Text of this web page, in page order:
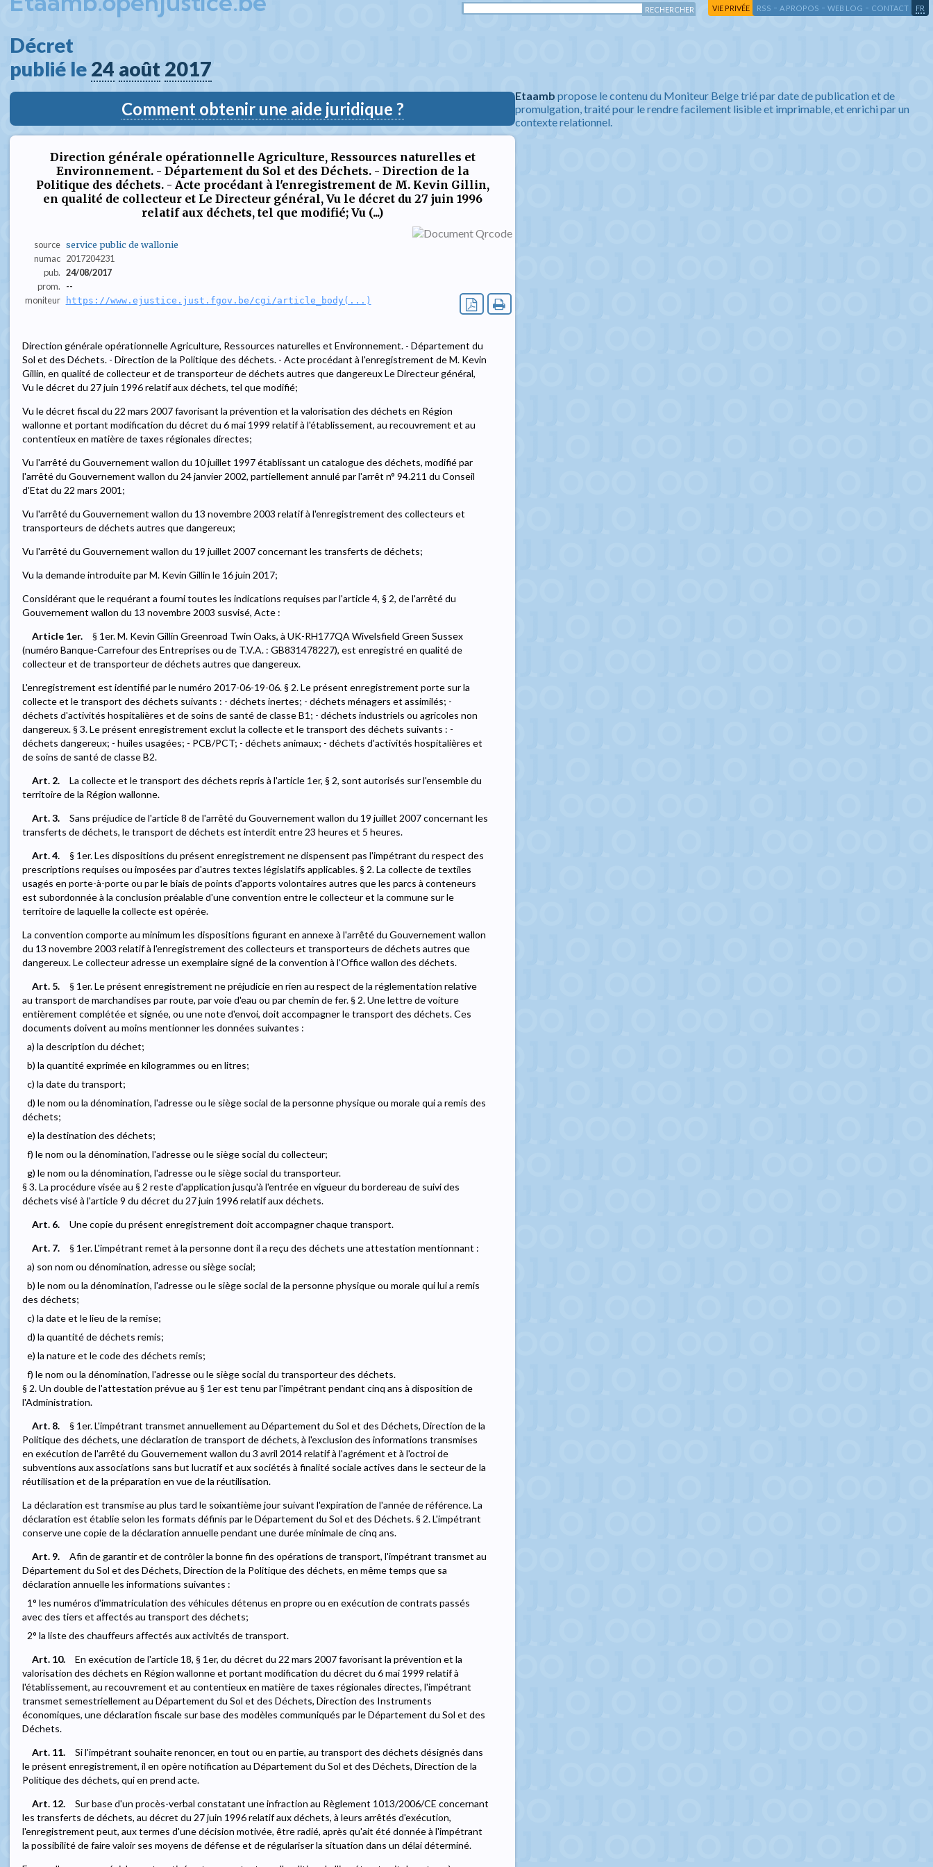
VIE PRIVÉE RSS - A PROPOS - WEB LOG - CONTACT FR
Décret
publié le 24 août 2017
Comment obtenir une aide juridique ?
Direction générale opérationnelle Agriculture, Ressources naturelles et
Environnement. - Département du Sol et des Déchets. - Direction de la
Politique des déchets. - Acte procédant à l'enregistrement de M. Kevin Gillin,
en qualité de collecteur et Le Directeur général, Vu le décret du 27 juin 1996
relatif aux déchets, tel que modifié; Vu (...)
source service public de wallonie
numac 2017204231
pub. 24/08/2017
prom.
--
moniteur
https://www.ejustice.just.fgov.be/cgi/article_body(...)
Direction générale opérationnelle Agriculture, Ressources naturelles et Environnement. - Département du
Sol et des Déchets. - Direction de la Politique des déchets. - Acte procédant à l'enregistrement de M. Kevin
Gillin, en qualité de collecteur et de transporteur de déchets autres que dangereux Le Directeur général,
Vu le décret du 27 juin 1996 relatif aux déchets, tel que modifié;
Vu le décret fiscal du 22 mars 2007 favorisant la prévention et la valorisation des déchets en Région
wallonne et portant modification du décret du 6 mai 1999 relatif à l'établissement, au recouvrement et au
contentieux en matière de taxes régionales directes;
Vu l'arrêté du Gouvernement wallon du 10 juillet 1997 établissant un catalogue des déchets, modifié par
l'arrêté du Gouvernement wallon du 24 janvier 2002, partiellement annulé par l'arrêt n° 94.211 du Conseil
d'Etat du 22 mars 2001;
Vu l'arrêté du Gouvernement wallon du 13 novembre 2003 relatif à l'enregistrement des collecteurs et
transporteurs de déchets autres que dangereux;
Vu l'arrêté du Gouvernement wallon du 19 juillet 2007 concernant les transferts de déchets;
Vu la demande introduite par M. Kevin Gillin le 16 juin 2017;
Considérant que le requérant a fourni toutes les indications requises par l'article 4, § 2, de l'arrêté du
Gouvernement wallon du 13 novembre 2003 susvisé, Acte :
Article 1er.
§ 1er. M. Kevin Gillin Greenroad Twin Oaks, à UK-RH177QA Wivelsfield Green Sussex
(numéro Banque-Carrefour des Entreprises ou de T.V.A. : GB831478227), est enregistré en qualité de
collecteur et de transporteur de déchets autres que dangereux.
L'enregistrement est identifié par le numéro 2017-06-19-06. § 2. Le présent enregistrement porte sur la
collecte et le transport des déchets suivants : - déchets inertes; - déchets ménagers et assimilés; -
déchets d'activités hospitalières et de soins de santé de classe B1; - déchets industriels ou agricoles non
dangereux. § 3. Le présent enregistrement exclut la collecte et le transport des déchets suivants : -
déchets dangereux; - huiles usagées; - PCB/PCT; - déchets animaux; - déchets d'activités hospitalières et
de soins de santé de classe B2.
Art. 2.
La collecte et le transport des déchets repris à l'article 1er, § 2, sont autorisés sur l'ensemble du
territoire de la Région wallonne.
Art. 3.
Sans préjudice de l'article 8 de l'arrêté du Gouvernement wallon du 19 juillet 2007 concernant les
transferts de déchets, le transport de déchets est interdit entre 23 heures et 5 heures.
Art. 4.
§ 1er. Les dispositions du présent enregistrement ne dispensent pas l'impétrant du respect des
prescriptions requises ou imposées par d'autres textes législatifs applicables. § 2. La collecte de textiles
usagés en porte-à-porte ou par le biais de points d'apports volontaires autres que les parcs à conteneurs
est subordonnée à la conclusion préalable d'une convention entre le collecteur et la commune sur le
territoire de laquelle la collecte est opérée.
La convention comporte au minimum les dispositions figurant en annexe à l'arrêté du Gouvernement wallon
du 13 novembre 2003 relatif à l'enregistrement des collecteurs et transporteurs de déchets autres que
dangereux. Le collecteur adresse un exemplaire signé de la convention à l'Office wallon des déchets.
Art. 5.
§ 1er. Le présent enregistrement ne préjudicie en rien au respect de la réglementation relative
au transport de marchandises par route, par voie d'eau ou par chemin de fer. § 2. Une lettre de voiture
entièrement complétée et signée, ou une note d'envoi, doit accompagner le transport des déchets. Ces
documents doivent au moins mentionner les données suivantes :
a) la description du déchet;
b) la quantité exprimée en kilogrammes ou en litres;
c) la date du transport;
d) le nom ou la dénomination, l'adresse ou le siège social de la personne physique ou morale qui a remis des
déchets;
e) la destination des déchets;
f) le nom ou la dénomination, l'adresse ou le siège social du collecteur;
g) le nom ou la dénomination, l'adresse ou le siège social du transporteur.
§ 3. La procédure visée au § 2 reste d'application jusqu'à l'entrée en vigueur du bordereau de suivi des
déchets visé à l'article 9 du décret du 27 juin 1996 relatif aux déchets.
Art. 6.
Une copie du présent enregistrement doit accompagner chaque transport.
Art. 7.
§ 1er. L'impétrant remet à la personne dont il a reçu des déchets une attestation mentionnant :
a) son nom ou dénomination, adresse ou siège social;
b) le nom ou la dénomination, l'adresse ou le siège social de la personne physique ou morale qui lui a remis
des déchets;
c) la date et le lieu de la remise;
d) la quantité de déchets remis;
e) la nature et le code des déchets remis;
f) le nom ou la dénomination, l'adresse ou le siège social du transporteur des déchets.
§ 2. Un double de l'attestation prévue au § 1er est tenu par l'impétrant pendant cinq ans à disposition de
l'Administration.
Art. 8.
§ 1er. L'impétrant transmet annuellement au Département du Sol et des Déchets, Direction de la
Politique des déchets, une déclaration de transport de déchets, à l'exclusion des informations transmises
en exécution de l'arrêté du Gouvernement wallon du 3 avril 2014 relatif à l'agrément et à l'octroi de
subventions aux associations sans but lucratif et aux sociétés à finalité sociale actives dans le secteur de la
réutilisation et de la préparation en vue de la réutilisation.
La déclaration est transmise au plus tard le soixantième jour suivant l'expiration de l'année de référence. La
déclaration est établie selon les formats définis par le Département du Sol et des Déchets. § 2. L'impétrant
conserve une copie de la déclaration annuelle pendant une durée minimale de cinq ans.
Art. 9.
Afin de garantir et de contrôler la bonne fin des opérations de transport, l'impétrant transmet au
Département du Sol et des Déchets, Direction de la Politique des déchets, en même temps que sa
déclaration annuelle les informations suivantes :
1° les numéros d'immatriculation des véhicules détenus en propre ou en exécution de contrats passés
avec des tiers et affectés au transport des déchets;
2° la liste des chauffeurs affectés aux activités de transport.
Art. 10.
En exécution de l'article 18, § 1er, du décret du 22 mars 2007 favorisant la prévention et la
valorisation des déchets en Région wallonne et portant modification du décret du 6 mai 1999 relatif à
l'établissement, au recouvrement et au contentieux en matière de taxes régionales directes, l'impétrant
transmet semestriellement au Département du Sol et des Déchets, Direction des Instruments
économiques, une déclaration fiscale sur base des modèles communiqués par le Département du Sol et des
Déchets.
Art. 11.
Si l'impétrant souhaite renoncer, en tout ou en partie, au transport des déchets désignés dans
le présent enregistrement, il en opère notification au Département du Sol et des Déchets, Direction de la
Politique des déchets, qui en prend acte.
Art. 12.
Sur base d'un procès-verbal constatant une infraction au Règlement 1013/2006/CE concernant
les transferts de déchets, au décret du 27 juin 1996 relatif aux déchets, à leurs arrêtés d'exécution,
l'enregistrement peut, aux termes d'une décision motivée, être radié, après qu'ait été donnée à l'impétrant
la possibilité de faire valoir ses moyens de défense et de régulariser la situation dans un délai déterminé.
Etaamb propose le contenu du Moniteur Belge trié par date de publication et de
promulgation, traité pour le rendre facilement lisible et imprimable, et enrichi par un
contexte relationnel.